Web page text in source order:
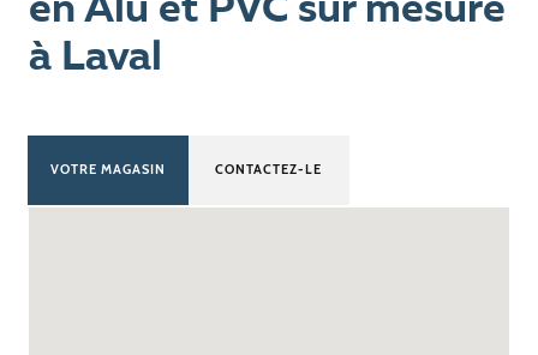
en Alu et PVC sur mesure
à Laval
VOTRE MAGASIN CONTACTEZ-LE